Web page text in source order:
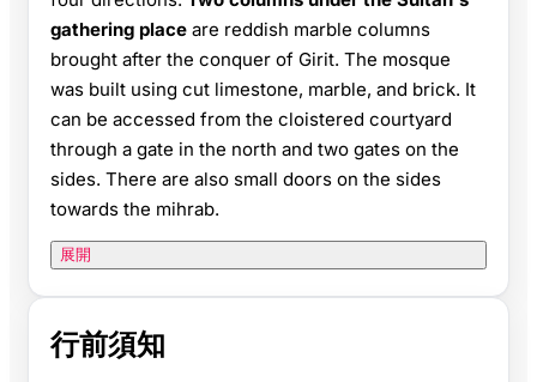
gathering place are reddish marble columns
brought after the conquer of Girit. The mosque
was built using cut limestone, marble, and brick. It
can be accessed from the cloistered courtyard
through a gate in the north and two gates on the
sides. There are also small doors on the sides
towards the mihrab.
展開
行前須知